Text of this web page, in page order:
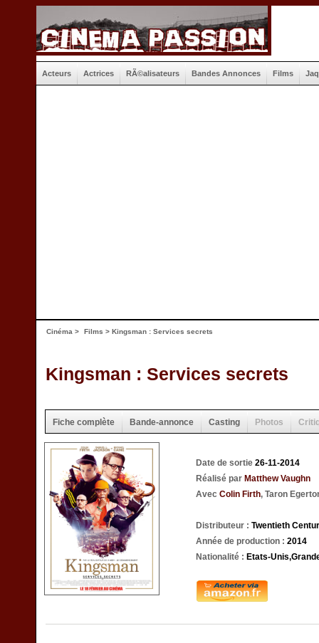
Acteurs Actrices RÃ©alisateurs Bandes Annonces Films
Cinéma > Films > Kingsman : Services secrets
Kingsman : Services secrets
Fiche complète Bande-annonce Casting Photos
Date de sortie 26-11-2014
Réalisé par Matthew Vaughn
Avec Colin Firth, Taron
Distributeur : Twentieth
Année de production : 2014
Nationalité : Etats-